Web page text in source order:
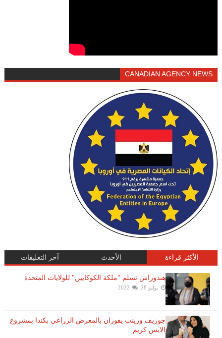
CANADIAN AGENCY NEWS
الأكثر قراءة الأحدث آخر التعليقات
هندوراس تسلم "ملكة الكوكايين" للولايات المتحدة
يوليو 28, 2022
جوزيف وزينب يفوزان بالمعرض الزراعي بكندا بمشروع
الايس كريم